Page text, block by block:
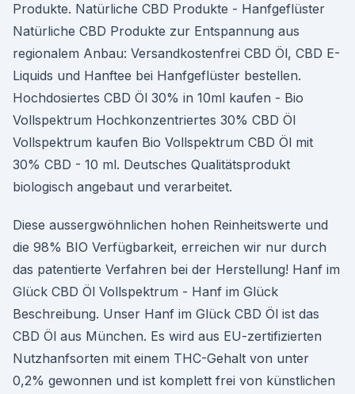
Produkte. Natürliche CBD Produkte - Hanfgeflüster
Natürliche CBD Produkte zur Entspannung aus
regionalem Anbau: Versandkostenfrei CBD Öl, CBD E-
Liquids und Hanftee bei Hanfgeflüster bestellen.
Hochdosiertes CBD Öl 30% in 10ml kaufen - Bio
Vollspektrum Hochkonzentriertes 30% CBD Öl
Vollspektrum kaufen Bio Vollspektrum CBD Öl mit
30% CBD - 10 ml. Deutsches Qualitätsprodukt
biologisch angebaut und verarbeitet.
Diese aussergwöhnlichen hohen Reinheitswerte und
die 98% BIO Verfügbarkeit, erreichen wir nur durch
das patentierte Verfahren bei der Herstellung! Hanf im
Glück CBD Öl Vollspektrum - Hanf im Glück
Beschreibung. Unser Hanf im Glück CBD Öl ist das
CBD Öl aus München. Es wird aus EU-zertifizierten
Nutzhanfsorten mit einem THC-Gehalt von unter
0,2% gewonnen und ist komplett frei von künstlichen